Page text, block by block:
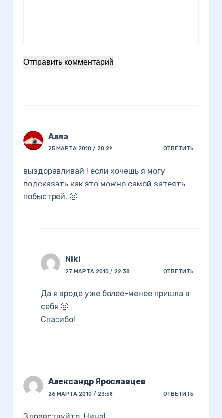
Отправить комментарий
Алла
25 МАРТА 2010 / 20:29 ОТВЕТИТЬ
выздоравливай ! если хочешь я могу
подсказать как это можно самой затеять
побыстрей. 🙂
Niki
27 МАРТА 2010 / 22:38 ОТВЕТИТЬ
Да я вроде уже более-менее пришла в
себя 🙂
Спасибо!
Александр Ярославцев
26 МАРТА 2010 / 23:58 ОТВЕТИТЬ